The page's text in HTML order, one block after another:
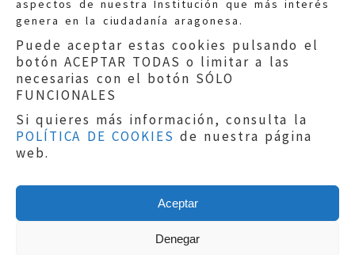
aspectos de nuestra Institución que más interés
genera en la ciudadanía aragonesa.
Puede aceptar estas cookies pulsando el
botón ACEPTAR TODAS o limitar a las
necesarias con el botón SÓLO
FUNCIONALES
Si quieres más información, consulta la
POLÍTICA DE COOKIES de nuestra página
web.
Aceptar
Denegar
Teléfonos:900 210 210/
Aviso legal|Política de privacidad|
Protección de Datos
Política de cookies
Copyright © 2019El Justicia de Aragón|
Sephor Consulting